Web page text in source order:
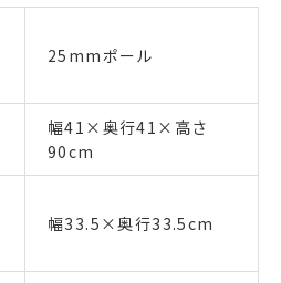
25mmポール
幅41×奥行41×高さ
90cm
幅33.5×奥行33.5cm